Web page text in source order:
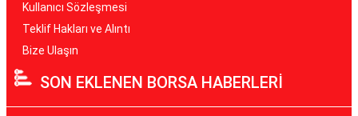
Kullanıcı Sözleşmesi
Teklif Hakları ve Alıntı
Bize Ulaşın
SON EKLENEN BORSA HABERLERİ